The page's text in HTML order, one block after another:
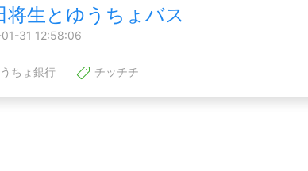
将生とゆうちょバス
31 12:58:06
ちょ銀行 チッチチ